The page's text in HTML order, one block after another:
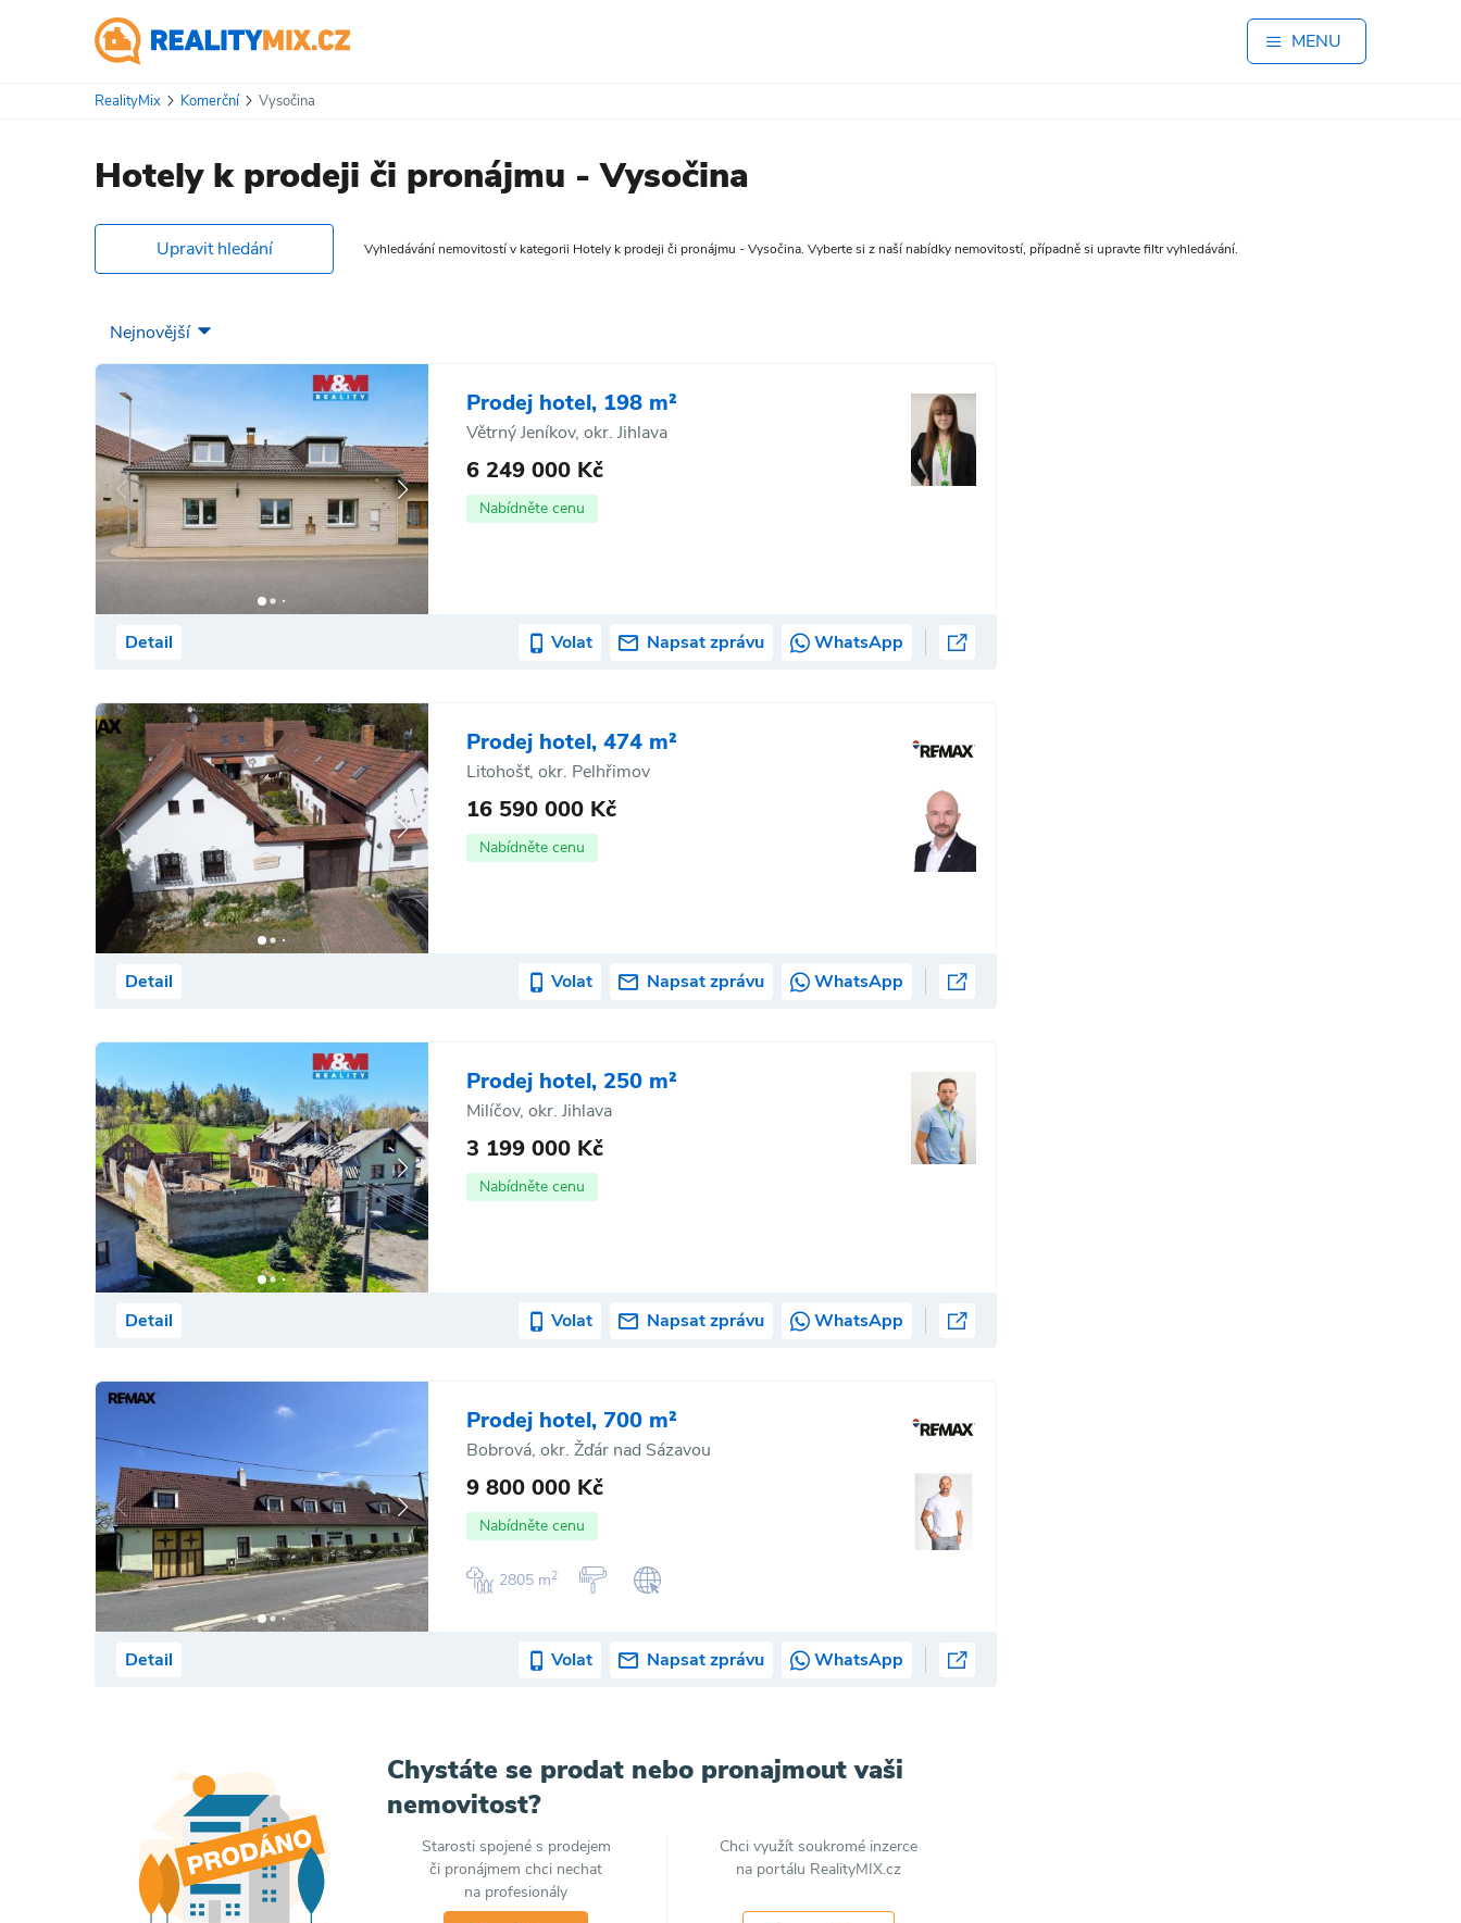
MENU
RealityMix Komerční Vysočina
Hotely k prodeji či pronájmu - Vysočina
Upravit hledání Vyhledávání nemovitostí v kategorii Hotely k prodeji či pronájmu - Vysočina. Vyberte si z naší nabídky nemovitostí, případně si upravte filtr vyhledávání.
Prodej hotel, 198 m²
Větrný Jeníkov, okr. Jihlava
6 249 000 Kč
Nabídněte cenu
Detail Volat Napsat zprávu WhatsApp
Prodej hotel, 474 m²
Litohošť, okr. Pelhřimov
16 590 000 Kč
Nabídněte cenu
Detail Volat Napsat zprávu WhatsApp
Prodej hotel, 250 m²
Milíčov, okr. Jihlava
3 199 000 Kč
Nabídněte cenu
Detail Volat Napsat zprávu WhatsApp
Prodej hotel, 700 m²
Bobrová, okr. Žďár nad Sázavou
9 800 000 Kč
Nabídněte cenu
2805 m2
Detail Volat Napsat zprávu WhatsApp
Chystáte se prodat nebo pronajmout vaši
nemovitost?
Starosti spojené s prodejem
či pronájmem chci nechat
na profesionály
Chci využít soukromé inzerce
na portálu RealityMIX.cz